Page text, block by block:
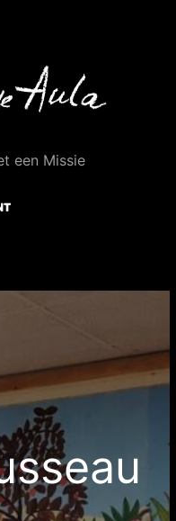
een Missie